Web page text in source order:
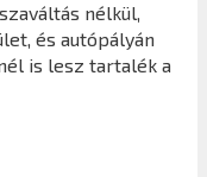
nélkül,
és autópályán
is lesz tartalék a